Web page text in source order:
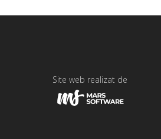
Site web realizat de